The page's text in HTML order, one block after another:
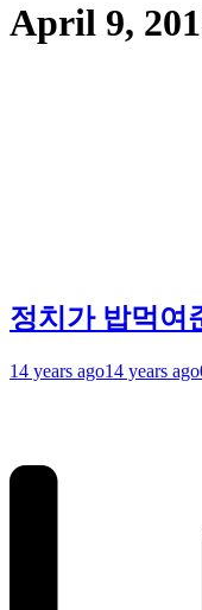
April 9,
정치가 밥먹여
14 years ago14 years ago